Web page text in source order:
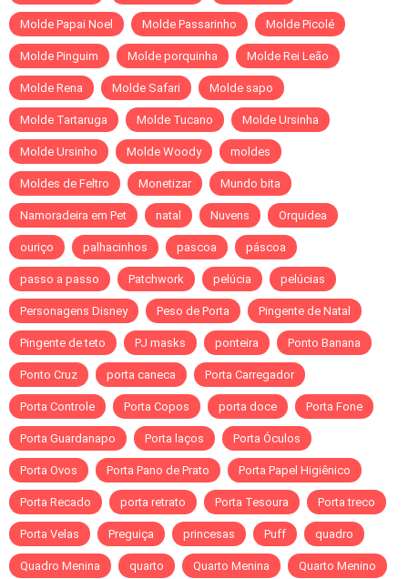
Molde Papai Noel Molde Passarinho Molde Picolé
Molde Pinguim Molde porquinha Molde Rei Leão
Molde Rena Molde Safari Molde sapo
Molde Tartaruga Molde Tucano Molde Ursinha
Molde Ursinho Molde Woody moldes
Moldes de Feltro Monetizar Mundo bita
Namoradeira em Pet natal Nuvens Orquidea
ouriço palhacinhos pascoa páscoa
passo a passo Patchwork pelúcia pelúcias
Personagens Disney Peso de Porta Pingente de Natal
Pingente de teto PJ masks ponteira Ponto Banana
Ponto Cruz porta caneca Porta Carregador
Porta Controle Porta Copos porta doce Porta Fone
Porta Guardanapo Porta laços Porta Óculos
Porta Ovos Porta Pano de Prato Porta Papel Higiênico
Porta Recado porta retrato Porta Tesoura Porta treco
Porta Velas Preguiça princesas Puff quadro
Quadro Menina quarto Quarto Menina Quarto Menino